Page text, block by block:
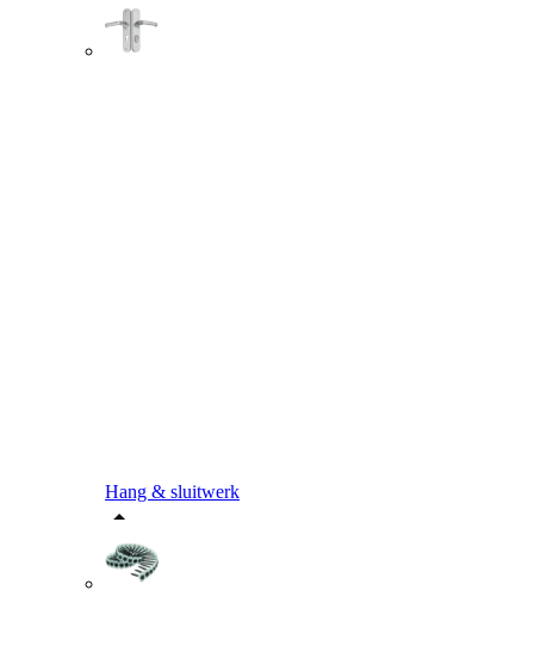
Hang & sluitwerk